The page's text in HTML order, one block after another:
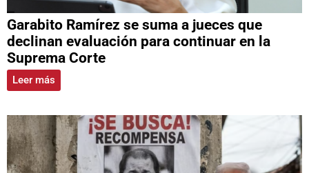
Garabito Ramírez se suma a jueces que
declinan evaluación para continuar en la
Suprema Corte
Leer más